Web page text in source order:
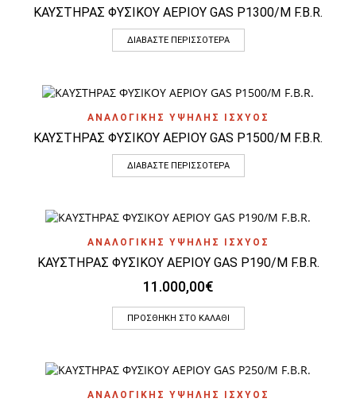
ΚΑΥΣΤΗΡΑΣ ΦΥΣΙΚΟΥ ΑΕΡΙΟΥ GAS P1300/M F.B.R.
ΔΙΑΒΆΣΤΕ ΠΕΡΙΣΣΌΤΕΡΑ
ΑΝΑΛΟΓΙΚΗΣ ΥΨΗΛΗΣ ΙΣΧΥΟΣ
ΚΑΥΣΤΗΡΑΣ ΦΥΣΙΚΟΥ ΑΕΡΙΟΥ GAS P1500/M F.B.R.
ΔΙΑΒΆΣΤΕ ΠΕΡΙΣΣΌΤΕΡΑ
ΑΝΑΛΟΓΙΚΗΣ ΥΨΗΛΗΣ ΙΣΧΥΟΣ
ΚΑΥΣΤΗΡΑΣ ΦΥΣΙΚΟΥ ΑΕΡΙΟΥ GAS P190/M F.B.R.
11.000,00€
ΠΡΟΣΘΉΚΗ ΣΤΟ ΚΑΛΆΘΙ
ΑΝΑΛΟΓΙΚΗΣ ΥΨΗΛΗΣ ΙΣΧΥΟΣ